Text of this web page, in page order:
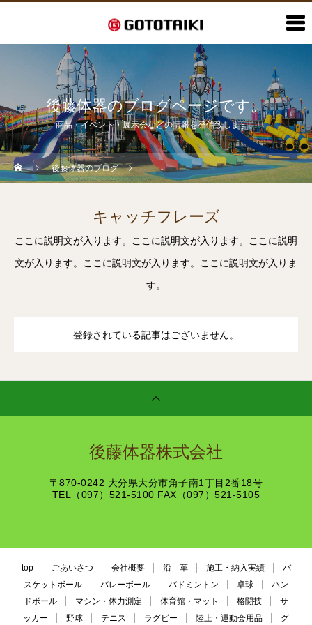
後藤体器のブログページです。
商品・イベント・展示会などの情報を発信致します。
後藤体器のブログ
キャッチフレーズ
ここに説明文が入ります。ここに説明文が入ります。ここに説明
文が入ります。ここに説明文が入ります。ここに説明文が入りま
す。
登録されている記事はございません。
後藤体器株式会社
〒870-0242 大分県大分市角子南1丁目2番18号
TEL（097）521-5100 FAX（097）521-5105
top ごあいさつ 会社概要 沿 革 施工・納入実績
バ
スケットボール
バレーボール バドミントン 卓球
ハン
ドボール
マシン・体力測定 体育館・マット 格闘技
サ
ッカー
野球 テニス ラグビー 陸上・運動会用品 グ